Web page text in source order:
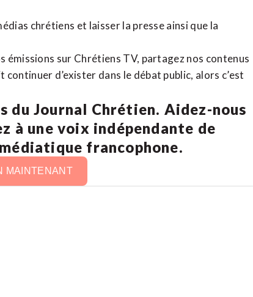
chrétiens et laisser la presse ainsi que la
émissions sur Chrétiens TV, partagez nos contenus
d’exister dans le débat public, alors c’est
du Journal Chrétien. Aidez-nous
à une voix indépendante de
francophone.
MAINTENANT